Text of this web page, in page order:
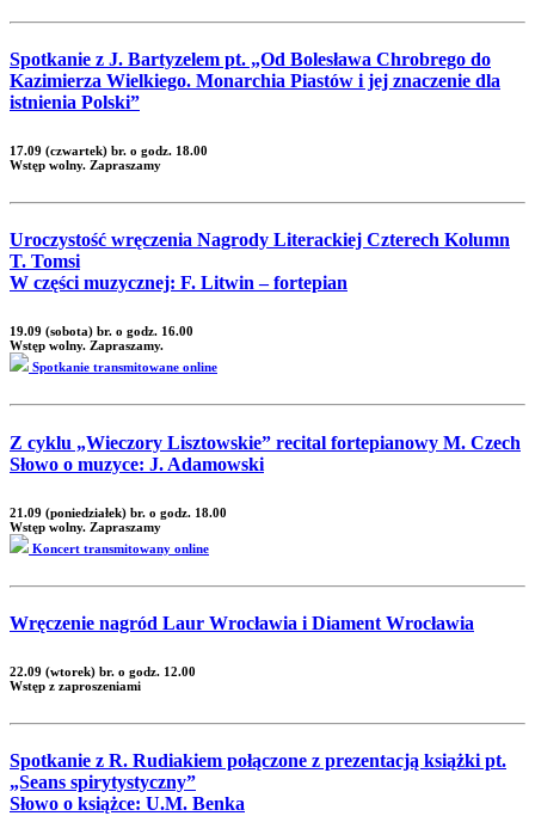
Spotkanie z J. Bartyzelem pt. „Od Bolesława Chrobrego do
Kazimierza Wielkiego. Monarchia Piastów i jej znaczenie dla
istnienia Polski”
17.09 (czwartek) br. o godz. 18.00
Wstęp wolny. Zapraszamy
Uroczystość wręczenia Nagrody Literackiej Czterech Kolumn
T. Tomsi
W części muzycznej: F. Litwin – fortepian
19.09 (sobota) br. o godz. 16.00
Wstęp wolny. Zapraszamy.
Spotkanie transmitowane online
Z cyklu „Wieczory Lisztowskie” recital fortepianowy M. Czech
Słowo o muzyce: J. Adamowski
21.09 (poniedziałek) br. o godz. 18.00
Wstęp wolny. Zapraszamy
Koncert transmitowany online
Wręczenie nagród Laur Wrocławia i Diament Wrocławia
22.09 (wtorek) br. o godz. 12.00
Wstęp z zaproszeniami
Spotkanie z R. Rudiakiem połączone z prezentacją książki pt.
„Seans spirytystyczny”
Słowo o książce: U.M. Benka